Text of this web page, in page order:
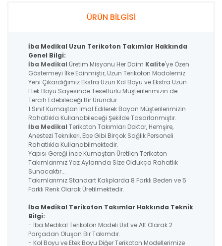
ÜRÜN BİLGİSİ
İba Medikal Uzun Terikoton Takımlar Hakkında
Genel Bilgi:
İba Medikal Üretim Misyonu Her Daim Kalite'ye Özen
Göstermeyi İlke Edinmiştir, Uzun Terikoton Modolemiz
Yeni Çıkardığımız Ekstra Uzun Kol Boyu ve Ekstra Uzun
Etek Boyu Sayesinde Tesettürlü Müşterilerimizin de
Tercih Edebileceği Bir Üründür.
1 Sınıf Kumaştan İmal Edilerek Bayan Müşterilerimizin
Rahatlıkla Kullanabileceği Şekilde Tasarlanmıştır.
İba Medikal Terikoton Takımları Doktor, Hemşire,
Anestezi Teknikeri, Ebe Gibi Birçok Sağlık Personeli
Rahatlıkla Kullanabilmektedir.
Yapısı Gereği İnce Kumaştan Üretilen Terikoton
Takımlarımız Yaz Aylarında Size Oldukça Rahatlık
Sunacaktır...
Takımlarımız Standart Kalıplarda 8 Farklı Beden ve 5
Farklı Renk Olarak Üretilmektedir.
İba Medikal Terikoton Takımlar Hakkında Teknik
Bilgi:
- İba Medikal Terikoton Modeli Üst ve Alt Olarak 2
Parçadan Oluşan Bir Takımdır.
- Kol Boyu ve Etek Boyu Diğer Terikoton Modellerimize